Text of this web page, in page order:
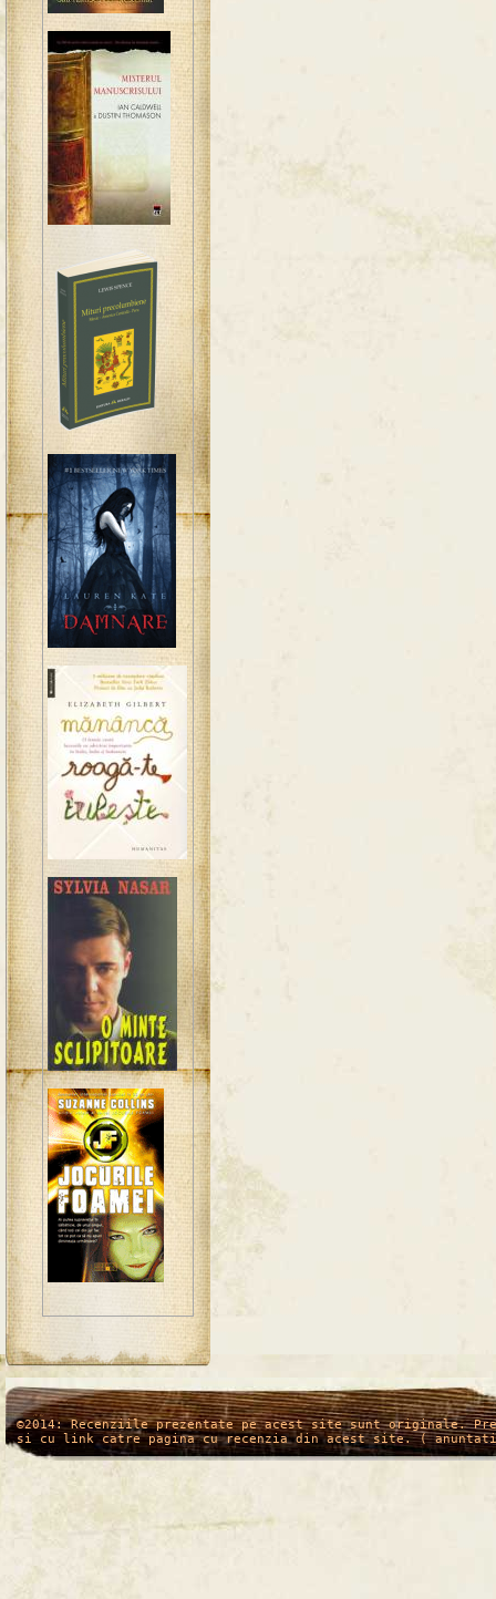
/* */
©2014: Recenziile prezentate pe acest site sunt originale.
si cu link catre pagina cu recenzia din acest site. (